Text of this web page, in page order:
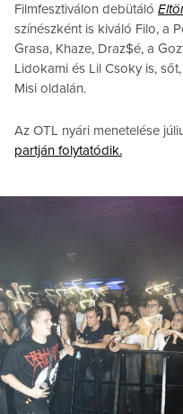
Filmfesztiválon debütáló
színészként is kiváló Filo, a
Grasa, Khaze, Draz$é, a
Lidokami és Lil Csoky is,
Misi oldalán.
Az OTL nyári menetelése
partján folytatódik.